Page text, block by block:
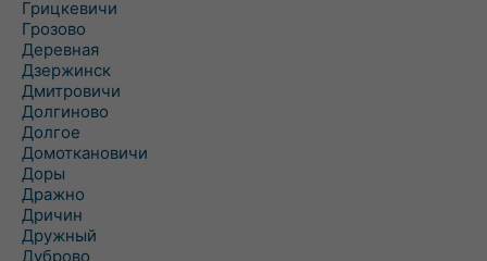
Грицкевичи
Грозово
Деревная
Дзержинск
Дмитровичи
Долгиново
Долгое
Домоткановичи
Доры
Дражно
Дричин
Дружный
Дуброво